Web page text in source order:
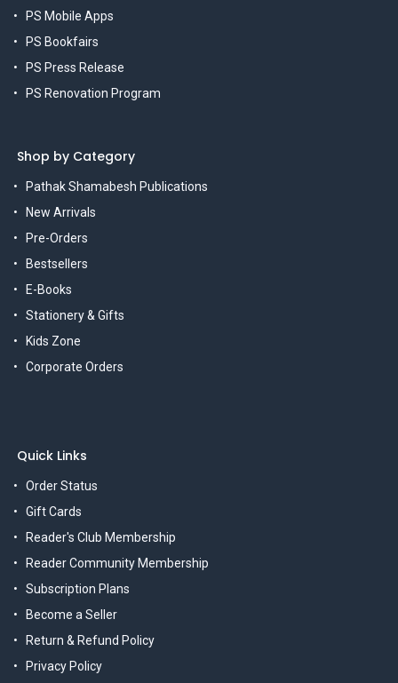
PS Mobile Apps
PS Bookfairs
PS Press Release
PS Renovation Program
Shop by Category
Pathak Shamabesh Publications
New Arrivals
Pre-Orders
Bestsellers
E-Books
Stationery & Gifts
Kids Zone
Corporate Orders
Quick Links
Order Status
Gift Cards
Reader's Club Membership
Reader Community Membership
Subscription Plans
Become a Seller
Return & Refund Policy
Privacy Policy